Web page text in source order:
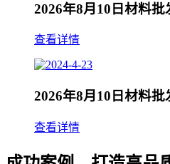
2026年8月10日材料批
查看详情
2026年8月10日材料批
查看详情